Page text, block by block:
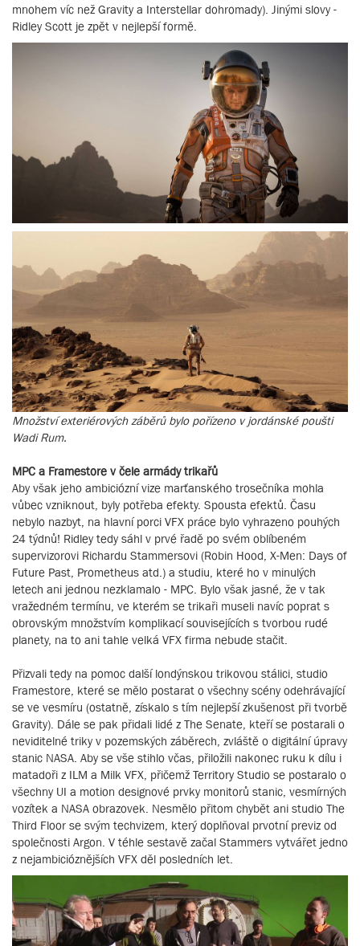
mnohem víc než Gravity a Interstellar dohromady). Jinými slovy -
Ridley Scott je zpět v nejlepší formě.
Množství exteriérových záběrů bylo pořízeno v jordánské poušti
Wadi Rum.
MPC a Framestore v čele armády trikařů
Aby však jeho ambiciózní vize marťanského trosečníka mohla
vůbec vzniknout, byly potřeba efekty. Spousta efektů. Času
nebylo nazbyt, na hlavní porci VFX práce bylo vyhrazeno pouhých
24 týdnů! Ridley tedy sáhl v prvé řadě po svém oblíbeném
supervizorovi Richardu Stammersovi (Robin Hood, X-Men: Days of
Future Past, Prometheus atd.) a studiu, které ho v minulých
letech ani jednou nezklamalo - MPC. Bylo však jasné, že v tak
vražedném termínu, ve kterém se trikaři museli navíc poprat s
obrovským množstvím komplikací souvisejících s tvorbou rudé
planety, na to ani tahle velká VFX firma nebude stačit.
Přizvali tedy na pomoc další londýnskou trikovou stálici, studio
Framestore, které se mělo postarat o všechny scény odehrávající
se ve vesmíru (ostatně, získalo s tím nejlepší zkušenost při tvorbě
Gravity). Dále se pak přidali lidé z The Senate, kteří se postarali o
neviditelné triky v pozemských záběrech, zvláště o digitální úpravy
stanic NASA. Aby se vše stihlo včas, přiložili nakonec ruku k dílu i
matadoři z ILM a Milk VFX, přičemž Territory Studio se postaralo o
všechny UI a motion designové prvky monitorů stanic, vesmírných
vozítek a NASA obrazovek. Nesmělo přitom chybět ani studio The
Third Floor se svým techvizem, který doplňoval prvotní previz od
společnosti Argon. V téhle sestavě začal Stammers vytvářet jedno
z nejambicióznějších VFX děl posledních let.